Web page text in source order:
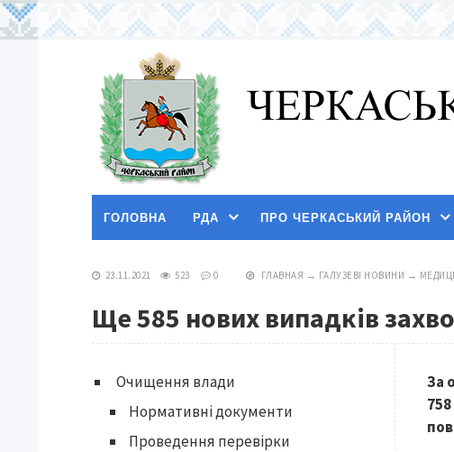
ГОЛОВНА РДА ПРО ЧЕРКАСЬКИЙ РАЙОН
23.11.2021 523 0 ГЛАВНАЯ → ГАЛУЗЕВІ НОВИНИ →
Ще 585 нових випадків
За
Очищення влади
Нормативні документи
Проведення перевірки